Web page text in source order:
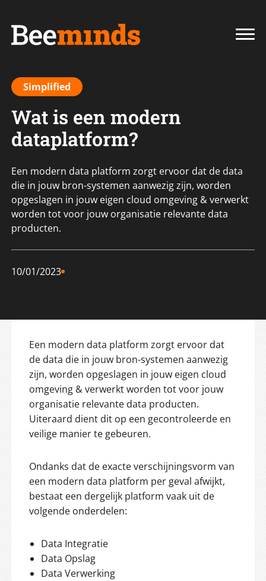
Simplified
Wat is een modern
dataplatform?
Een modern data platform zorgt ervoor dat de data
die in jouw bron-systemen aanwezig zijn, worden
opgeslagen in jouw eigen cloud omgeving & verwerkt
worden tot voor jouw organisatie relevante data
producten.
10/01/2023
Een modern data platform zorgt ervoor dat
de data die in jouw bron-systemen aanwezig
zijn, worden opgeslagen in jouw eigen cloud
omgeving & verwerkt worden tot voor jouw
organisatie relevante data producten.
Uiteraard dient dit op een gecontroleerde en
veilige manier te gebeuren.
Ondanks dat de exacte verschijningsvorm van
een modern data platform per geval afwijkt,
bestaat een dergelijk platform vaak uit de
volgende onderdelen:
Data Integratie
Data Opslag
Data Verwerking